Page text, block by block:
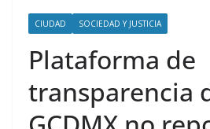
CIUDAD SOCIEDAD Y JUSTICIA
Plataforma de
transparencia